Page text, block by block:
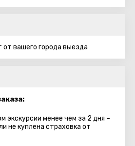
вашего города выезда
экскурсии менее чем за 2 дня –
не куплена страховка от